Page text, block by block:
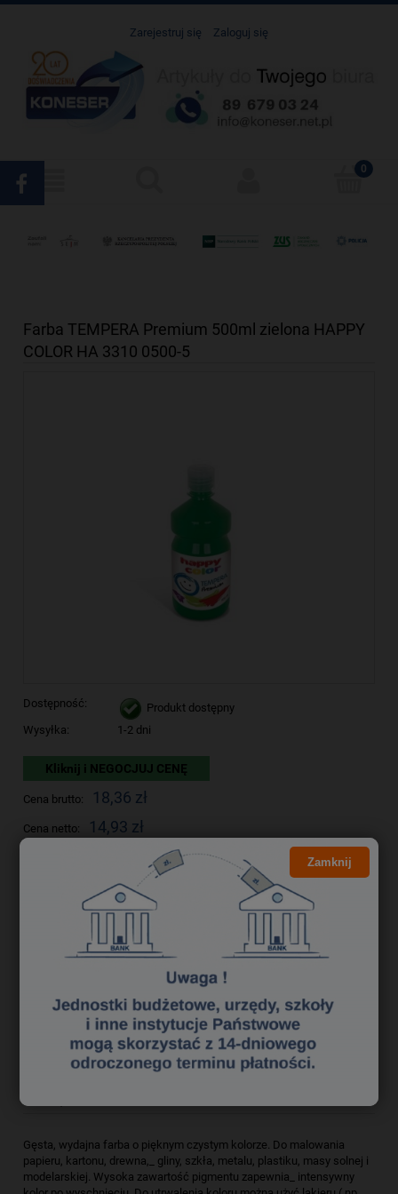
Zarejestruj się Zaloguj się
Farba TEMPERA Premium 500ml zielona HAPPY
COLOR HA 3310 0500-5
Dostępność:
Produkt dostępny
Wysyłka:
1-2 dni
Kliknij i NEGOCJUJ CENĘ
Cena brutto: 18,36 zł
Cena netto: 14,93 zł
do koszyka
Kod produktu:
fak0508022
poleć znajomemu
Gęsta, wydajna farba o pięknym czystym kolorze. Do malowania
papieru, kartonu, drewna,_ gliny, szkła, metalu, plastiku, masy solnej i
modelarskiej. Wysoka zawartość pigmentu zapewnia_ intensywny
Zamknij